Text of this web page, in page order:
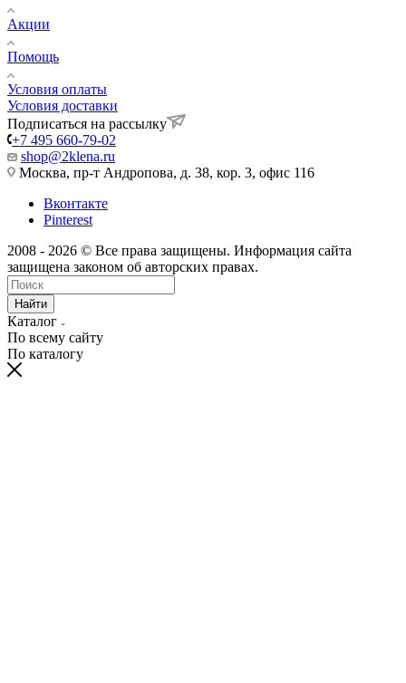
Акции
Помощь
Условия оплаты
Условия доставки
Подписаться на рассылку
+7 495 660-79-02
shop@2klena.ru
Москва, пр-т Андропова, д. 38, кор. 3, офис 116
Вконтакте
Pinterest
2008 - 2026 © Все права защищены. Информация сайта
защищена законом об авторских правах.
Найти
Каталог
По всему сайту
По каталогу